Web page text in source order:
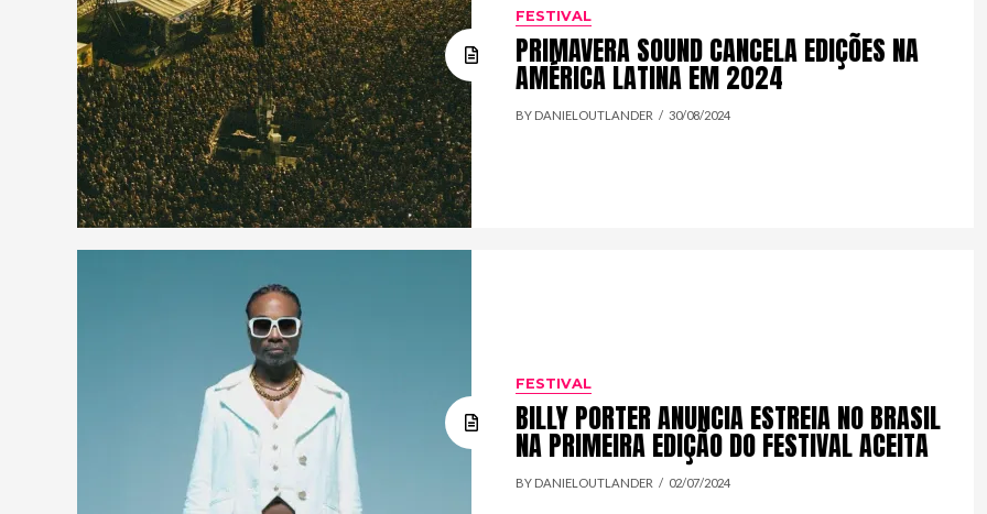
FESTIVAL
PRIMAVERA SOUND CANCELA EDIÇÕES NA
AMÉRICA LATINA EM 2024
BY DANIELOUTLANDER 30/08/2024
FESTIVAL
BILLY PORTER ANUNCIA ESTREIA NO BRASIL
NA PRIMEIRA EDIÇÃO DO FESTIVAL ACEITA
BY DANIELOUTLANDER 02/07/2024